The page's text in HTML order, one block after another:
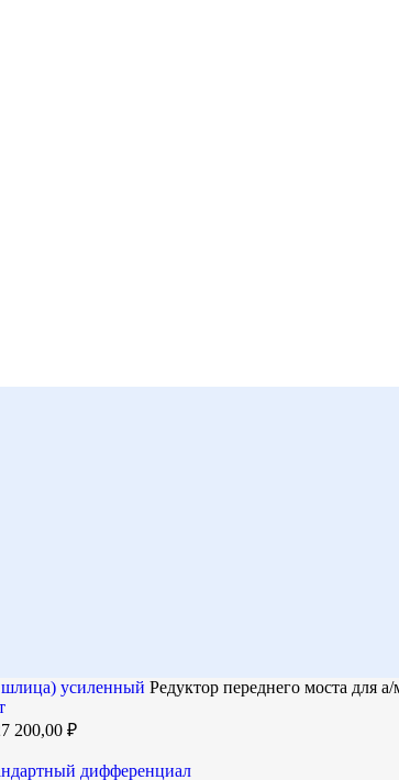
шлица) усиленный Редуктор переднего моста для
200,00 ₽